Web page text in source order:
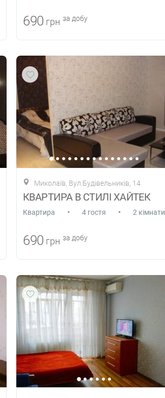
690 грн за добу
Миколаїв, Вул.Будівельників, 14
КВАРТИРА В СТИЛІ ХАЙТЕК
Квартира • 4 гостя • 2 кімнати
690 грн за добу